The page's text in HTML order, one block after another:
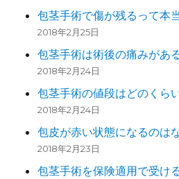
包茎手術で傷が残るって本
2018年2月25日
包茎手術は術後の痛みがあ
2018年2月24日
包茎手術の値段はどのくら
2018年2月24日
包皮が赤い状態になるのは
2018年2月23日
包茎手術を保険適用で受け